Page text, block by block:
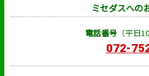
ミセダスへの
電話番号（平日
072-